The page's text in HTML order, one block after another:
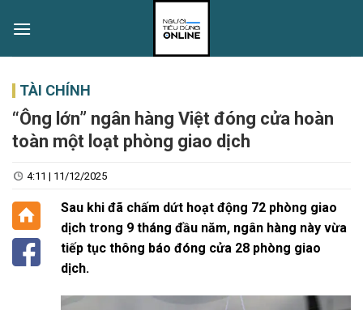
TÀI CHÍNH
“Ông lớn” ngân hàng Việt đóng cửa hoàn
toàn một loạt phòng giao dịch
4:11 | 11/12/2025
Sau khi đã chấm dứt hoạt động 72 phòng giao
dịch trong 9 tháng đầu năm, ngân hàng này vừa
tiếp tục thông báo đóng cửa 28 phòng giao
dịch.